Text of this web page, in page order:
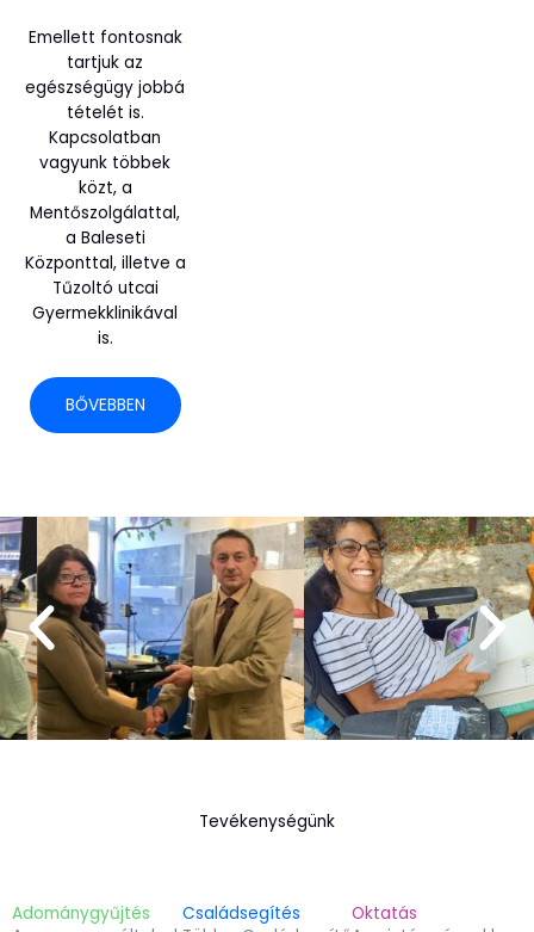
Emellett fontosnak
tartjuk az
egészségügy jobbá
tételét is.
Kapcsolatban
vagyunk többek
közt, a
Mentőszolgálattal,
a Baleseti
Központtal, illetve a
Tűzoltó utcai
Gyermekklinikával
is.
BŐVEBBEN
Tevékenységünk
Adománygyűjtés
Családsegítés
Oktatás